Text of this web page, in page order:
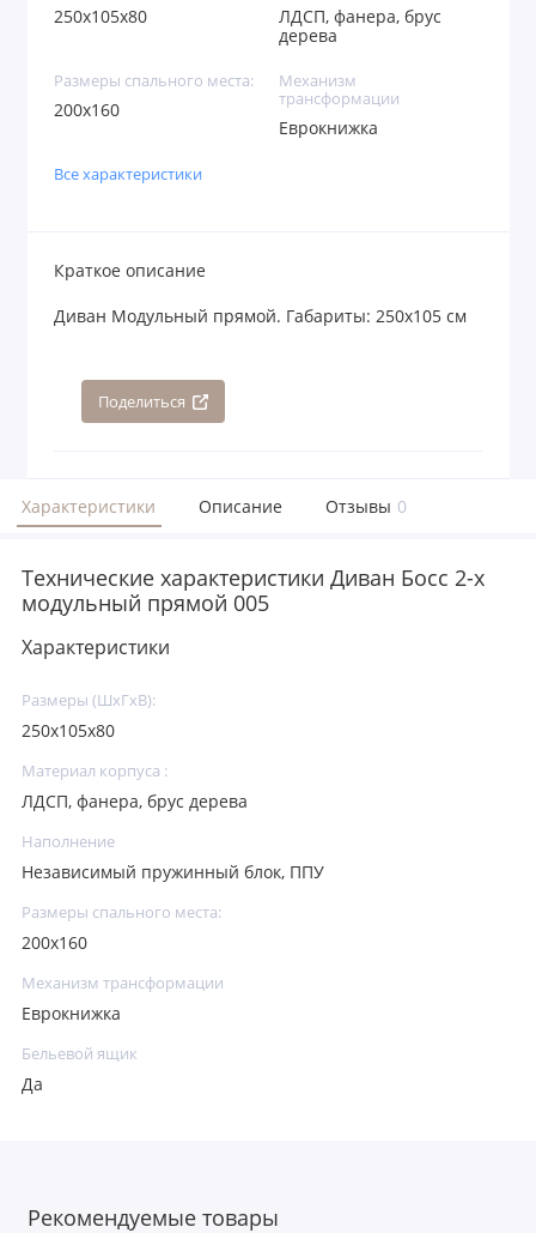
250х105х80
ЛДСП, фанера, брус
дерева
Размеры спального места:
200х160
Механизм
трансформации
Еврокнижка
Все характеристики
Краткое описание
Диван Модульный прямой. Габариты: 250х105 см
Поделиться
Характеристики Описание Отзывы 0
Технические характеристики Диван Босс 2-х
модульный прямой 005
Характеристики
Размеры (ШхГхВ):
250х105х80
Материал корпуса :
ЛДСП, фанера, брус дерева
Наполнение
Независимый пружинный блок, ППУ
Размеры спального места:
200х160
Механизм трансформации
Еврокнижка
Бельевой ящик
Да
Рекомендуемые товары